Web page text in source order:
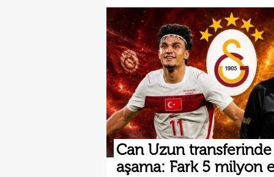
Can Uzun
aşama: Fark 5 milyon